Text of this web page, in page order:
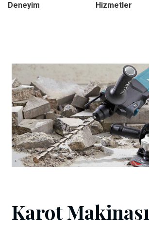
Deneyim
Hizmetler
Karot Makinası